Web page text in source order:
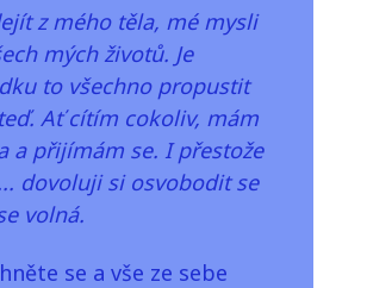
z mého těla, mé mysli
mých životů. Je
to všechno propustit
Ať cítím cokoliv, mám
a přijímám se. I přestože
dovoluji si osvobodit se
volná.
se a vše ze sebe